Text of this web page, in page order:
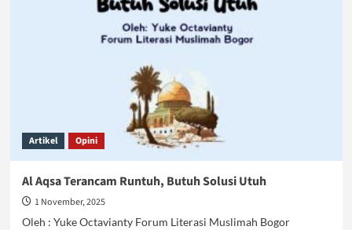
Artikel Opini
Al Aqsa Terancam Runtuh, Butuh Solusi Utuh
1 November, 2025
Oleh : Yuke Octavianty Forum Literasi Muslimah Bogor